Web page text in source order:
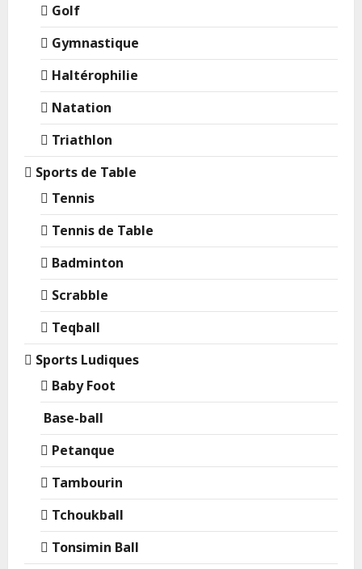
Golf
Gymnastique
Haltérophilie
Natation
Triathlon
Sports de Table
Tennis
Tennis de Table
Badminton
Scrabble
Teqball
Sports Ludiques
Baby Foot
Base-ball
Petanque
Tambourin
Tchoukball
Tonsimin Ball